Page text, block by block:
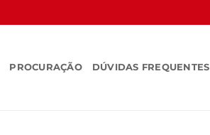
PROCURAÇÃO DÚVIDAS FREQUENTES